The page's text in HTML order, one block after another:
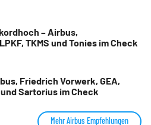
– Airbus,
TKMS und Tonies im Check
Friedrich Vorwerk, GEA,
Sartorius im Check
Mehr Airbus Empfehlungen